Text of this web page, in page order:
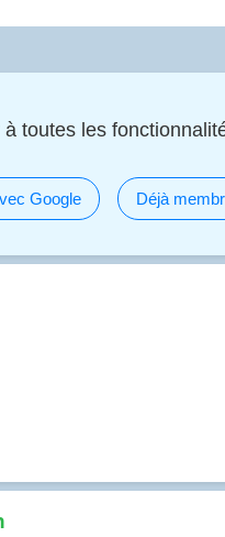
toutes les
Google Déjà